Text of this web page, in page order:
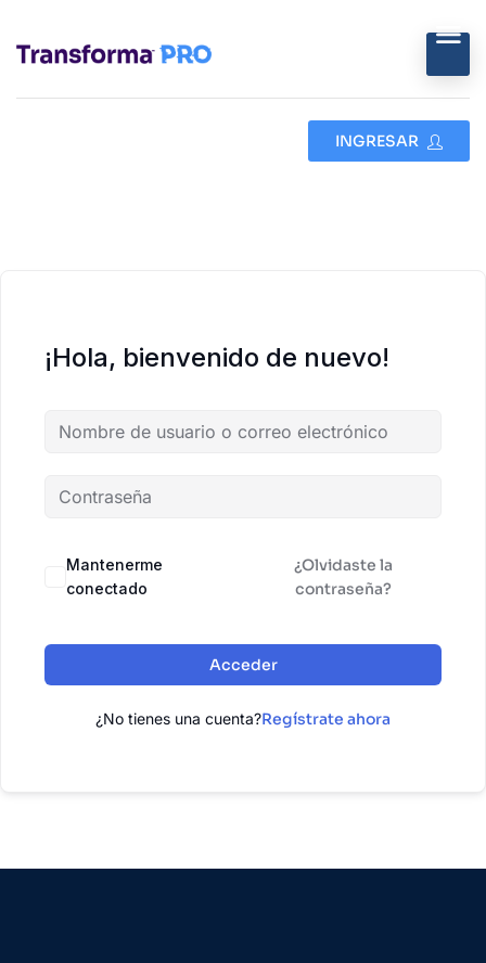
INGRESAR
¡Hola, bienvenido de nuevo!
Mantenerme
conectado
¿Olvidaste la
contraseña?
Acceder
¿No tienes una cuenta?Regístrate ahora